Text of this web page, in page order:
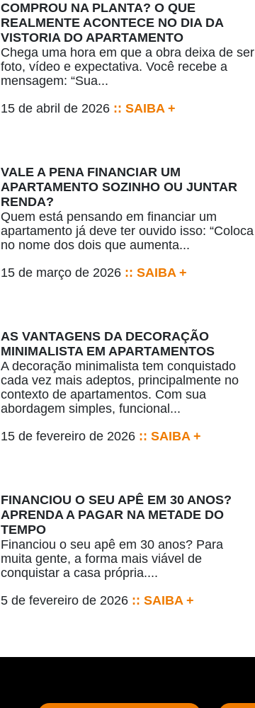
COMPROU NA PLANTA? O QUE
REALMENTE ACONTECE NO DIA DA
VISTORIA DO APARTAMENTO
Chega uma hora em que a obra deixa de ser
foto, vídeo e expectativa. Você recebe a
mensagem: “Sua...
15 de abril de 2026:: SAIBA +
VALE A PENA FINANCIAR UM
APARTAMENTO SOZINHO OU JUNTAR
RENDA?
Quem está pensando em financiar um
apartamento já deve ter ouvido isso: “Coloca
no nome dos dois que aumenta...
15 de março de 2026:: SAIBA +
AS VANTAGENS DA DECORAÇÃO
MINIMALISTA EM APARTAMENTOS
A decoração minimalista tem conquistado
cada vez mais adeptos, principalmente no
contexto de apartamentos. Com sua
abordagem simples, funcional...
15 de fevereiro de 2026:: SAIBA +
FINANCIOU O SEU APÊ EM 30 ANOS?
APRENDA A PAGAR NA METADE DO
TEMPO
Financiou o seu apê em 30 anos? Para
muita gente, a forma mais viável de
conquistar a casa própria....
5 de fevereiro de 2026:: SAIBA +